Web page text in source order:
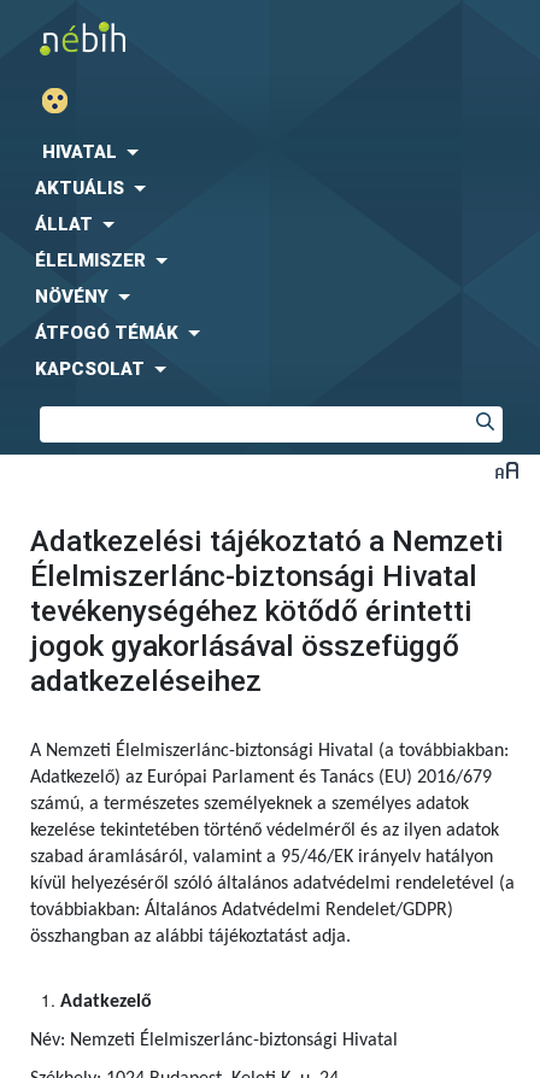
HIVATAL
AKTUÁLIS
ÁLLAT
ÉLELMISZER
NÖVÉNY
ÁTFOGÓ TÉMÁK
KAPCSOLAT
Adatkezelési tájékoztató a Nemzeti
Élelmiszerlánc-biztonsági Hivatal
tevékenységéhez kötődő érintetti
jogok gyakorlásával összefüggő
adatkezeléseihez
A Nemzeti Élelmiszerlánc-biztonsági Hivatal (a továbbiakban:
Adatkezelő) az Európai Parlament és Tanács (EU) 2016/679
számú, a természetes személyeknek a személyes adatok
kezelése tekintetében történő védelméről és az ilyen adatok
szabad áramlásáról, valamint a 95/46/EK irányelv hatályon
kívül helyezéséről szóló általános adatvédelmi rendeletével (a
továbbiakban: Általános Adatvédelmi Rendelet/GDPR)
összhangban az alábbi tájékoztatást adja.
Adatkezelő
Név: Nemzeti Élelmiszerlánc-biztonsági Hivatal